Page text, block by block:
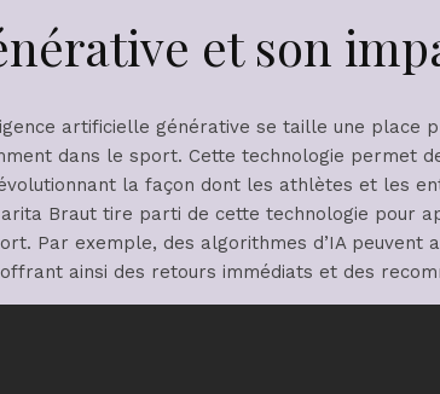
et son
artificielle générative se taille une place
dans le sport. Cette technologie permet
la façon dont les athlètes et les
Braut tire parti de cette technologie pour
Par exemple, des algorithmes d’IA
ainsi des retours immédiats et des